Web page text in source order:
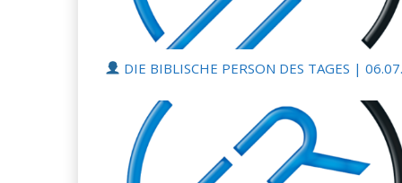
DIE BIBLISCHE PERSON DES TAGES |